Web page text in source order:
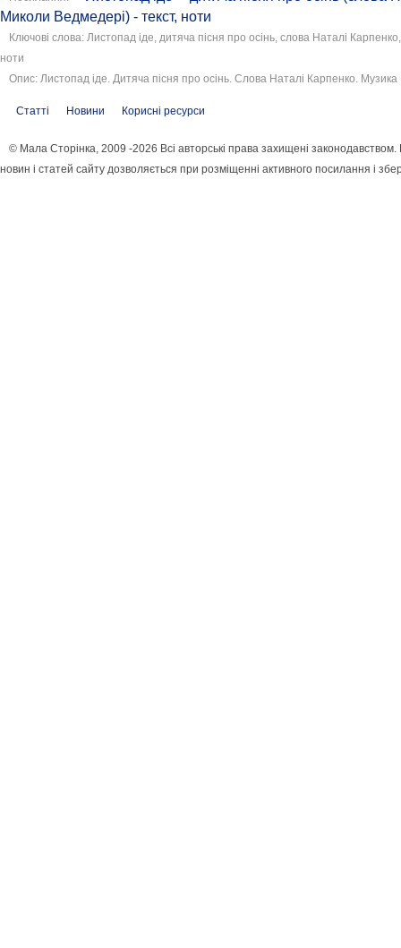
Миколи Ведмедері) - текст, ноти
Ключові слова: Листопад іде, дитяча пісня про осінь, слова Наталі
ноти
Опис: Листопад іде. Дитяча пісня про осінь. Слова Наталі Карпенко.
Статті Новини Корисні ресурси
© Мала Сторінка, 2009 -2026 Всі авторські права захищені
новин і статей сайту дозволяється при розміщенні активного посилання і